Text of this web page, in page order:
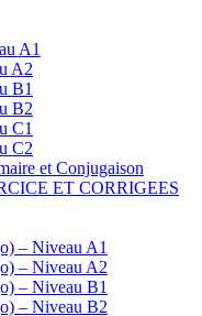
A1
A2
B1
B2
C1
C2
et Conjugaison
ET CORRIGEES
– Niveau A1
– Niveau A2
– Niveau B1
– Niveau B2